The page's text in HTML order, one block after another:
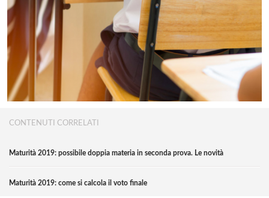
CONTENUTI CORRELATI
Maturità 2019: possibile doppia materia in seconda prova. Le novità
Maturità 2019: come si calcola il voto finale